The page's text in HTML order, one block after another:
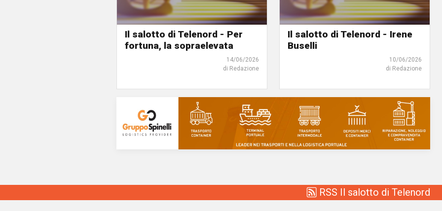
Il salotto di Telenord - Per
fortuna, la sopraelevata
14/06/2026
di Redazione
Il salotto di Telenord - Irene
Buselli
10/06/2026
di Redazione
RSS Il salotto di Telenord